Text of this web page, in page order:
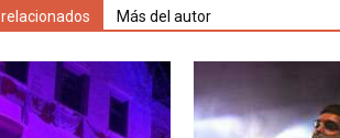
Más del autor